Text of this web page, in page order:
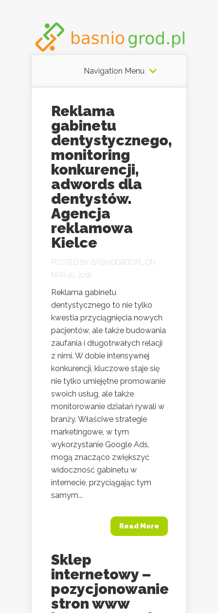
Navigation Menu
Reklama
gabinetu
dentystycznego,
monitoring
konkurencji,
adwords dla
dentystów.
Agencja
reklamowa
Kielce
POSTED BY BASNIOGROD.PL
ON
MAR 20, 2018
Reklama gabinetu
dentystycznego to nie tylko
kwestia przyciągnięcia nowych
pacjentów, ale także budowania
zaufania i długotrwałych relacji
z nimi. W dobie intensywnej
konkurencji, kluczowe staje się
nie tylko umiejętne promowanie
swoich usług, ale także
monitorowanie działań rywali w
branży. Właściwe strategie
marketingowe, w tym
wykorzystanie Google Ads,
mogą znacząco zwiększyć
widoczność gabinetu w
internecie, przyciągając tym
samym...
Read More
Sklep
internetowy –
pozycjonowanie
stron www